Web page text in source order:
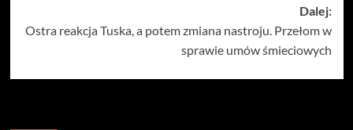
Dalej:
Ostra reakcja Tuska, a potem zmiana nastroju. Przełom w
sprawie umów śmieciowych